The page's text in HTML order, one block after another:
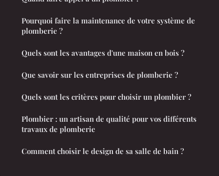
Pourquoi faire la maintenance de votre système de
plomberie ?
Quels sont les avantages d'une maison en bois ?
Que savoir sur les entreprises de plomberie ?
Quels sont les critères pour choisir un plombier ?
Plombier : un artisan de qualité pour vos différents
travaux de plomberie
Comment choisir le design de sa salle de bain ?